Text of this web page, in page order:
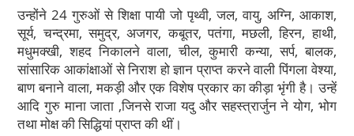
उन्होंने 24 गुरुओं से शिक्षा पायी जो पृथ्वी, जल, वायु, अग्नि, आकाश,
सूर्य, चन्द्रमा, समुद्र, अजगर, कबूतर, पतंगा, मछली, हिरन, हाथी,
मधुमक्खी, शहद निकालने वाला, चील, कुमारी कन्या, सर्प, बालक,
सांसारिक आकांक्षाओं से निराश हो ज्ञान प्राप्त करने वाली पिंगला वेश्या,
बाण बनाने वाला, मकड़ी और एक विशेष प्रकार का कीड़ा भृंगी है। उन्हें
आदि गुरु माना जाता ,जिनसे राजा यदु और सहस्त्रार्जुन ने योग, भोग
तथा मोक्ष की सिद्धियां प्राप्त की थीं।